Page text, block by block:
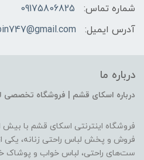
شماره تماس:
09175806825
آدرس ایمیل:
درباره ما
درباره اسکای قشم | فروشگاه تخصصی
فروش و پخش لباس راحتی زنانه، یکی
ست‌های راحتی، لباس خواب و پوشاک